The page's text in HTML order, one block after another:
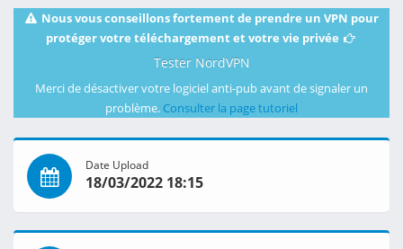
Nous vous conseillons fortement de prendre un VPN pour
protéger votre téléchargement et votre vie privée
Tester NordVPN
Merci de désactiver votre logiciel anti-pub avant de signaler un
problème. Consulter la page tutoriel
Date Upload
18/03/2022 18:15